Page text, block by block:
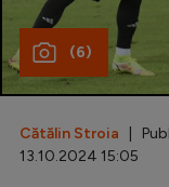
(6)
Cătălin Stroia |
13.10.2024 15:05